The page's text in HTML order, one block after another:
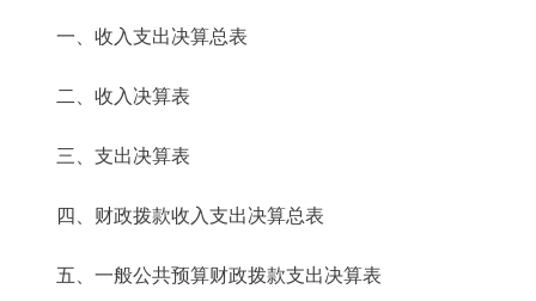
一、收入支出决算总表
二、收入决算表
三、支出决算表
四、财政拨款收入支出决算总表
五、一般公共预算财政拨款支出决算表